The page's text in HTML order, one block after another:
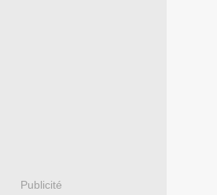
Publicité